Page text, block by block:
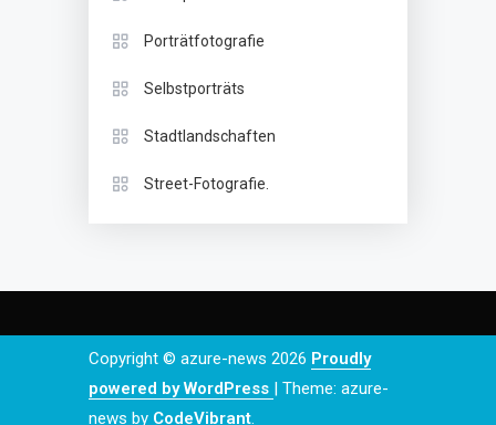
Porträtfotografie
Selbstporträts
Stadtlandschaften
Street-Fotografie.
Copyright © azure-news 2026 Proudly
powered by WordPress | Theme: azure-
news by CodeVibrant.